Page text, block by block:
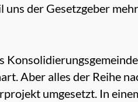
der Gesetzgeber
Aber alles der Reihe
umgesetzt. In